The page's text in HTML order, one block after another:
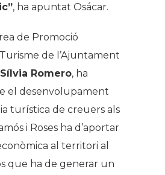
, ha apuntat Osácar.
de Promoció
de l’Ajuntament
Sílvia Romero, ha
el desenvolupament
turística de creuers als
i Roses ha d’aportar
al territori al
que ha de generar un